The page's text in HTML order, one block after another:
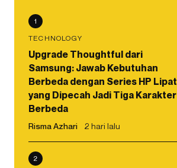
1
TECHNOLOGY
Upgrade Thoughtful dari
Samsung: Jawab Kebutuhan
Berbeda dengan Series HP Lipat
yang Dipecah Jadi Tiga Karakter
Berbeda
Risma Azhari 2 hari lalu
2